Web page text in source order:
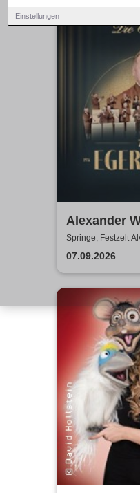
Einstellungen
Alexander
Egerländer
Original
Springe, Festzelt
07.09.2026